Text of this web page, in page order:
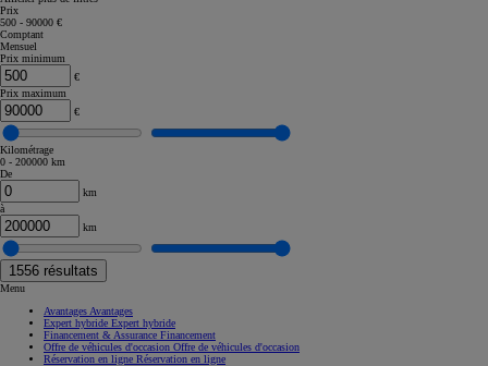
Prix
500 - 90000 €
Comptant
Mensuel
Prix minimum
€
Prix maximum
€
Kilométrage
0 - 200000 km
De
km
à
km
1556 résultats
Menu
Avantages Avantages
Expert hybride Expert hybride
Financement & Assurance Financement
Offre de véhicules d'occasion Offre de véhicules d'occasion
Réservation en ligne Réservation en ligne